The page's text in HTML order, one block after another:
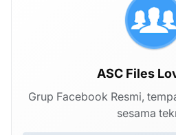
ASC Files
Grup Facebook Resmi,
sesama